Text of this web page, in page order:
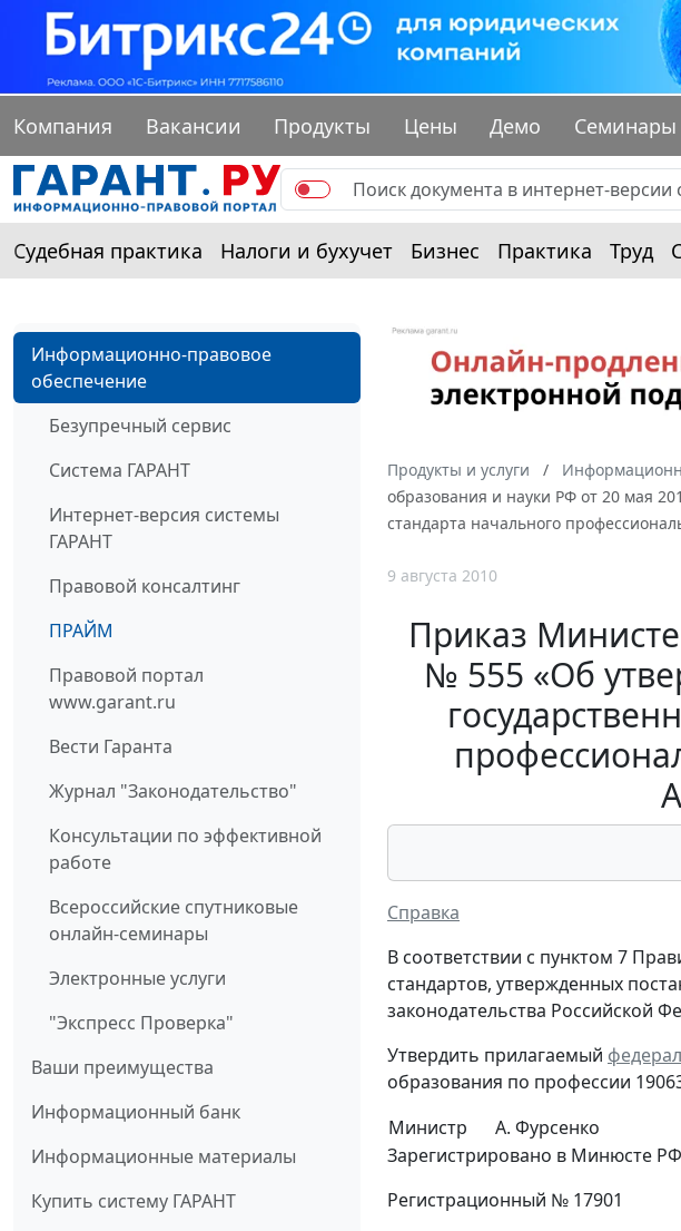
Компания Вакансии Продукты Цены Демо Семинары
Судебная практика Налоги и бухучет Бизнес Практика Труд
Информационно-правовое
обеспечение
Безупречный сервис
Система ГАРАНТ
Интернет-версия системы
ГАРАНТ
Правовой консалтинг
ПРАЙМ
Правовой портал
www.garant.ru
Вести Гаранта
Журнал "Законодательство"
Консультации по эффективной
работе
Всероссийские спутниковые
онлайн-семинары
Электронные услуги
"Экспресс Проверка"
Ваши преимущества
Информационный банк
Информационные материалы
Купить систему ГАРАНТ
Продукты и услуги
образования и науки РФ от 20 мая
стандарта начального
9 августа 2010
Приказ
№ 555 «Об
Справка
В соответствии с пунктом 7
стандартов, утвержденных
законодательства Российской
Утвердить прилагаемый
образования по профессии
Министр
А. Фурсенко
Зарегистрировано в Минюсте
Регистрационный № 17901